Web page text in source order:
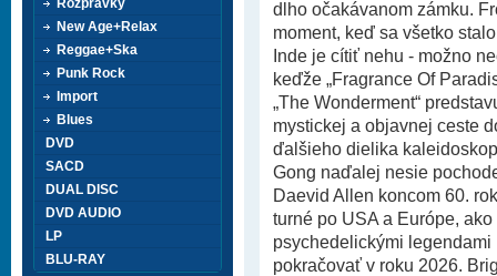
dlho očakávanom zámku.
moment, keď sa všetko
Inde je cítiť nehu - možno
keďže „Fragrance Of
„The Wonderment“
mystickej a objavnej ceste
ďalšieho dielika
Gong naďalej nesie
Daevid Allen koncom 60.
turné po USA a Európe,
psychedelickými
pokračovať v roku 2026.
Rozprávky
New Age+Relax
Reggae+Ska
Punk Rock
Import
Blues
DVD
SACD
DUAL DISC
DVD AUDIO
LP
BLU-RAY